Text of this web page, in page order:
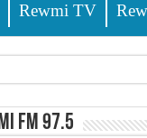
Rewmi TV
octroyé
FM 97.5